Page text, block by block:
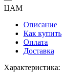
ЦАМ
Описание
Как купить
Оплата
Доставка
Характеристика: